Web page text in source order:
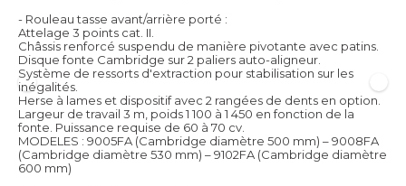
- Rouleau tasse avant/arrière porté :
Attelage 3 points cat. II.
Châssis renforcé suspendu de manière pivotante avec patins.
Disque fonte Cambridge sur 2 paliers auto-aligneur.
Système de ressorts d'extraction pour stabilisation sur les
inégalités.
Herse à lames et dispositif avec 2 rangées de dents en option.
Largeur de travail 3 m, poids 1 100 à 1 450 en fonction de la
fonte. Puissance requise de 60 à 70 cv.
MODELES : 9005FA (Cambridge diamètre 500 mm) – 9008FA
(Cambridge diamètre 530 mm) – 9102FA (Cambridge diamètre
600 mm)